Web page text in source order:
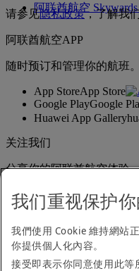
阿联酋航空
请参见隐私政策，了解我
阿联酋航空APP
随时预订和管理你的航班。
App StoreApp Store
Google PlayGoogle
Huawei App Gallery
关注我们
分享你的阿联酋航空体验
联系我们
隐私政策
条款与细则
我们重视保护
我們使用 Cookie 維持網站
你提供個人化內容。
接受即表示你同意使用此等